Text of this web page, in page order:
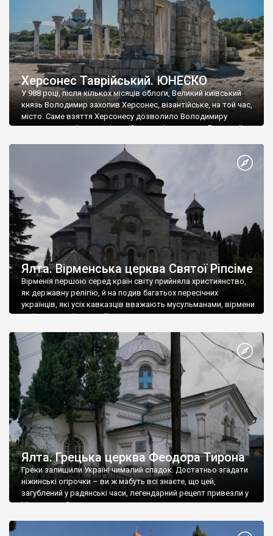
Херсонес Таврійський. ЮНЕСКО
У 988 році, після кількох місяців облоги, Великий київський
князь Володимир захопив Херсонес, візантійське, на той час,
місто. Саме взяття Херсонесу дозволило Володимиру
диктувати свої умови візантійському імператору Василю ІІ, та
Херсонесі Володимир-язичник, став Василем-християнином.
А потім було Хрещення Русі. На честь Херсонесу Таврійського
Ялта. Вірменська церква Святої Ріпсіме
Вірменія першою серед країн світу прийняла християнство,
як державну релігію, й на подив багатьох пересічних
українців, які усіх кавказців вважають мусульманами, вірмени
є відданими вірянами Христа
Ялта. Грецька церква Феодора Тирона
Греки залишили Україні чималий спадок. Достатньо згадати
ніжинські огірочки – ви ж мабуть всі знаєте, що цей,
загублений у радянські часи, легендарний рецепт привезли у
Ніжин греки?